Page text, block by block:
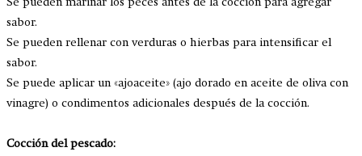
sabor.
Se pueden rellenar con verduras o hierbas para intensificar el
sabor.
Se puede aplicar un «ajoaceite» (ajo dorado en aceite de oliva con
vinagre) o condimentos adicionales después de la cocción.
Cocción del pescado: